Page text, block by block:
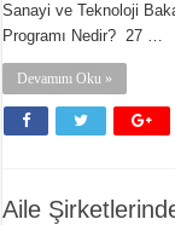
Sanayi ve Teknoloji
Programı Nedir? 27 …
Devamını Oku »
Aile